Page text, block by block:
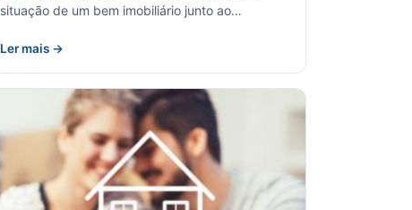
situação de um bem imobiliário junto ao…
Ler mais →